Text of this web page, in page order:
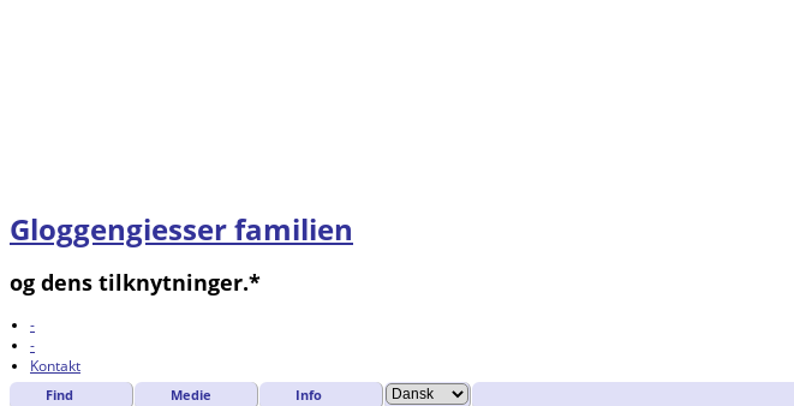
Gloggengiesser familien
og dens tilknytninger.*
-
-
Kontakt
Find Medie Info